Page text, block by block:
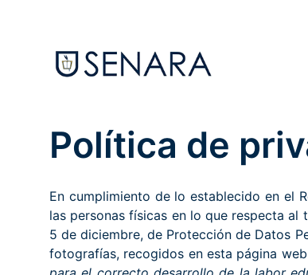
Política de
En cumplimiento de lo establecido en el
las personas físicas en lo que respecta
5 de diciembre, de Protección de Datos
fotografías, recogidos en esta página